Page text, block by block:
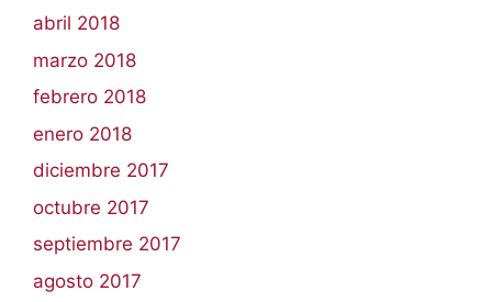
abril 2018
marzo 2018
febrero 2018
enero 2018
diciembre 2017
octubre 2017
septiembre 2017
agosto 2017